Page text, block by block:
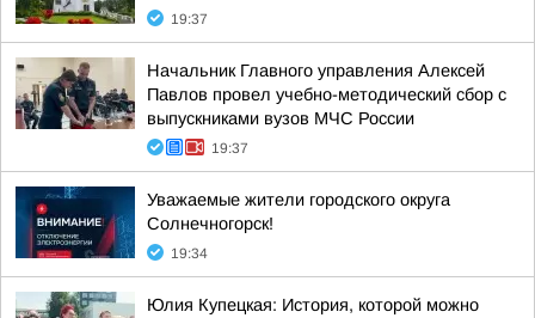
19:37
Начальник Главного управления Алексей
Павлов провел учебно-методический сбор с
выпускниками вузов МЧС России
19:37
Уважаемые жители городского округа
Солнечногорск!
19:34
Юлия Купецкая: История, которой можно